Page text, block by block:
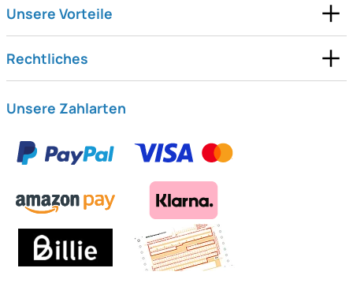
Unsere Vorteile
Rechtliches
Unsere Zahlarten